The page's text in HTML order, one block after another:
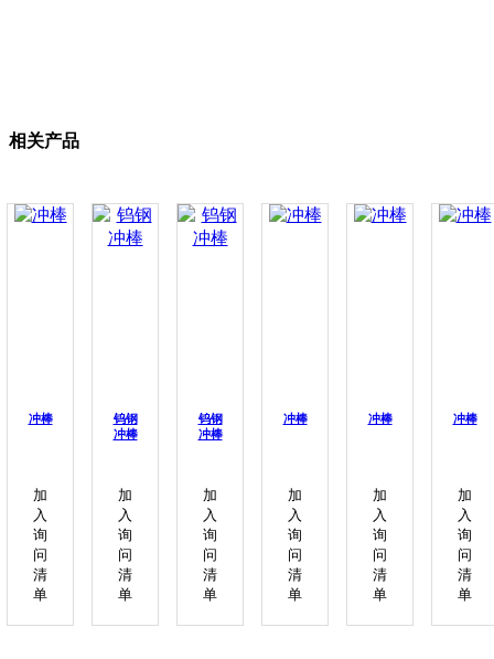
相关产品
冲棒
加
入
询
问
清
单
钨钢
冲棒
加
入
询
问
清
单
钨钢
冲棒
加
入
询
问
清
单
冲棒
加
入
询
问
清
单
冲棒
加
入
询
问
清
单
冲棒
加
入
询
问
清
单